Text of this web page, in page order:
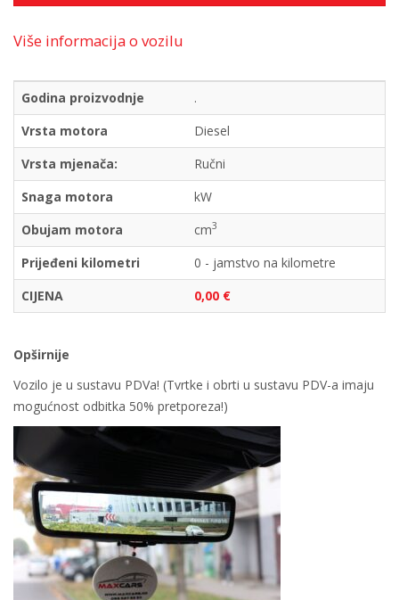
Više informacija o vozilu
Godina proizvodnje
.
Vrsta motora
Diesel
Vrsta mjenača:
Ručni
Snaga motora
kW
Obujam motora
cm3
Prijeđeni kilometri
0 - jamstvo na kilometre
CIJENA
0,00 €
Opširnije
Vozilo je u sustavu PDVa! (Tvrtke i obrti u sustavu PDV-a imaju
mogućnost odbitka 50% pretporeza!)